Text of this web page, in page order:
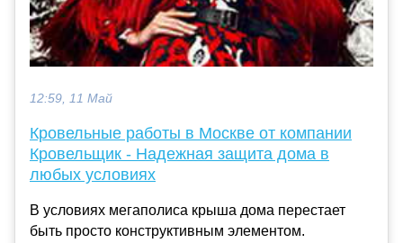
12:59, 11 Май
Кровельные работы в Москве от компании
Кровельщик - Надежная защита дома в
любых условиях
В условиях мегаполиса крыша дома перестает
быть просто конструктивным элементом.